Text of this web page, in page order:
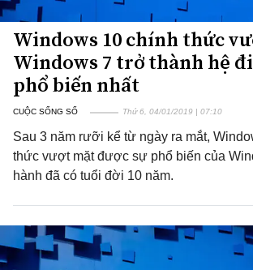
Windows 10 chính thức
Windows 7 trở thành hệ
phổ biến nhất
CUỘC SỐNG SỐ Thứ 6, 04/01/2019 | 07:10
Sau 3 năm rưỡi kể từ ngày ra mắt,
thức vượt mặt được sự phổ biến của
hành đã có tuổi đời 10 năm.